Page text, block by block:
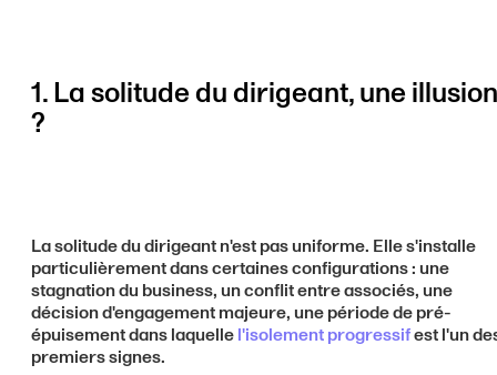
1. La solitude du dirigeant, une illusion
?
La solitude du dirigeant n'est pas uniforme. Elle s'installe
particulièrement dans certaines configurations : une
stagnation du business, un conflit entre associés, une
décision d'engagement majeure, une période de pré-
épuisement dans laquellel'isolement progressifest l'un
premiers signes.